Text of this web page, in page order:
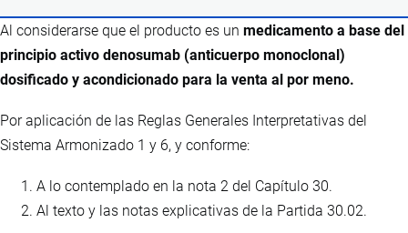
Al considerarse que el producto es un medicamento a base del
principio activo denosumab (anticuerpo monoclonal)
dosificado y acondicionado para la venta al por meno.
Por aplicación de las Reglas Generales Interpretativas del
Sistema Armonizado 1 y 6, y conforme:
A lo contemplado en la nota 2 del Capítulo 30.
Al texto y las notas explicativas de la Partida 30.02.